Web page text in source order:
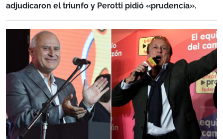
adjudicaron el triunfo y Perotti pidió «prudencia».